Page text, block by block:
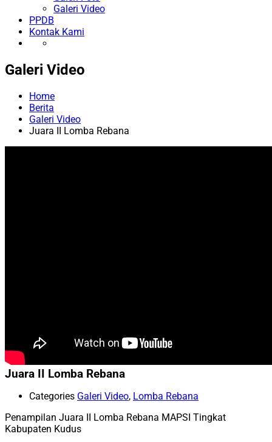
Galeri Video
PPDB
Kontak Kami
Galeri Video
Home
Berita
Galeri Video
Juara II Lomba Rebana
Juara II Lomba Rebana
Categories Galeri Video, Lomba Rebana
Penampilan Juara II Lomba Rebana MAPSI Tingkat
Kabupaten Kudus